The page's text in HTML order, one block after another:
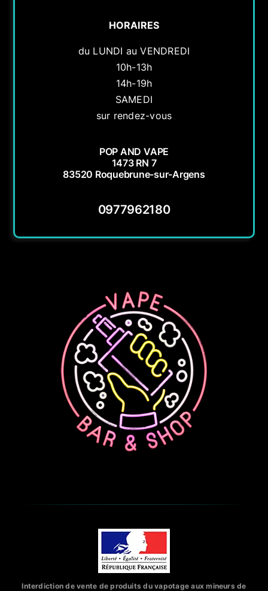
HORAIRES
du LUNDI au VENDREDI
10h-13h
14h-19h
SAMEDI
sur rendez-vous
POP AND VAPE
1473 RN 7
83520 Roquebrune-sur-Argens
0977962180
Interdiction de vente de produits du vapotage aux mineurs de